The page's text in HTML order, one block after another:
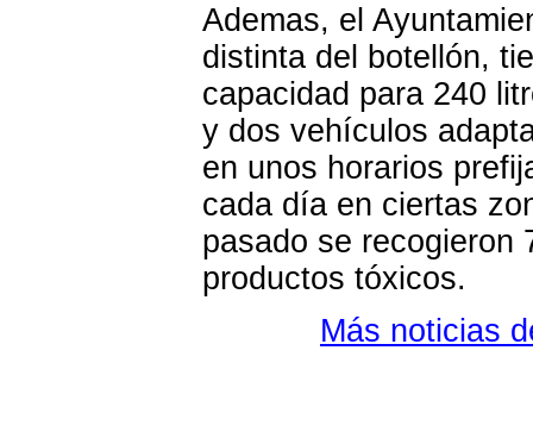
Ademas, el
distinta del botellón,
capacidad para 240
y dos vehículos
en unos horarios
cada día en ciertas
pasado se recogieron
productos tóxicos.
Más noticias